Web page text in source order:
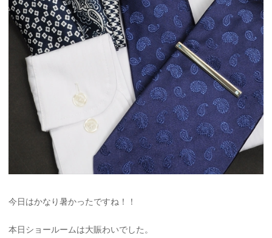
今日はかなり暑かったですね！！
本日ショールームは大賑わいでした。